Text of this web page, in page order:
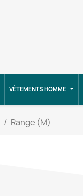
VÊTEMENTS HOMME
Range (M)